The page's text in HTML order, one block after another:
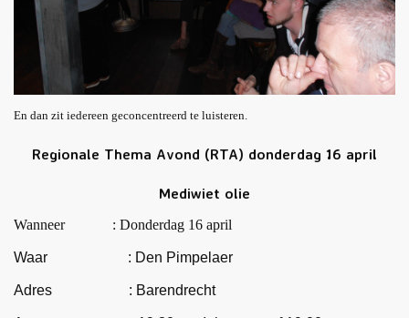
En dan zit iedereen geconcentreerd te luisteren.
Regionale Thema Avond (RTA) donderdag 16 april
Mediwiet olie
Wanneer : Donderdag 16 april
Waar : Den Pimpelaer
Adres : Barendrecht